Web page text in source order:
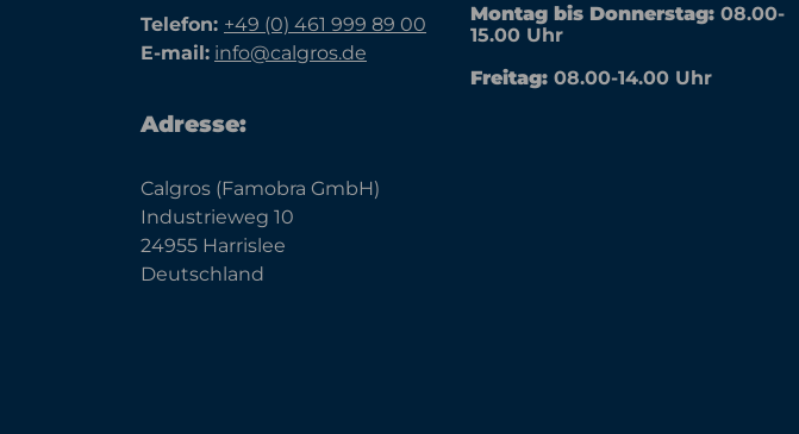
Telefon: +49 (0) 461 999 89 00
E-mail: info@calgros.de
Adresse:
Calgros (Famobra GmbH)
Industrieweg 10
24955 Harrislee
Deutschland
Montag bis Donnerstag: 08.00-
15.00 Uhr
Freitag: 08.00-14.00 Uhr